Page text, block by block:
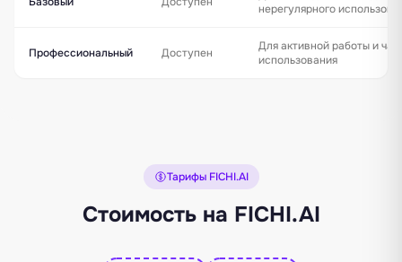
нерегулярного
Профессиональный Доступен
Для активной работы и
использования
Тарифы FICHI.AI
Стоимость на FICHI.AI